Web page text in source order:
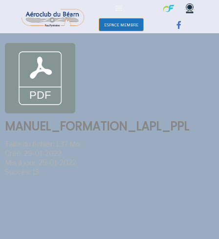
ESPACE MEMBRE
MANUEL_FORMATION_LAPL_PPL
Taille du fichier: 1.37 Mo
Créé: 29-01-2022
Mis à jour: 29-01-2022
Succès: 13